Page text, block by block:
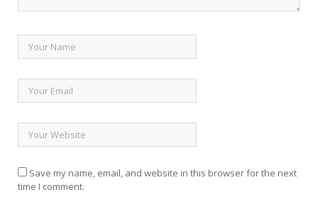
Save my name, email, and website in this browser for the next
time I comment.